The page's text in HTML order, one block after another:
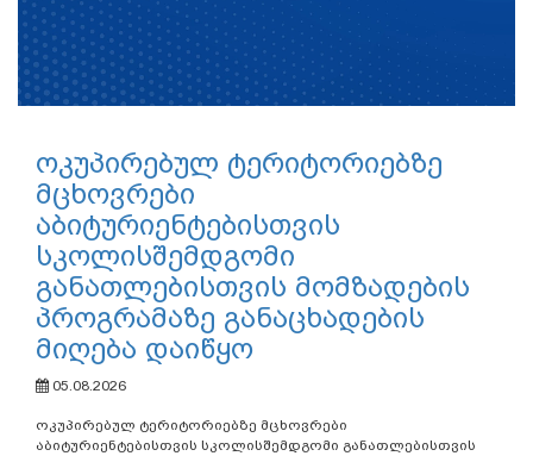
ოკუპირებულ ტერიტორიებზე
მცხოვრები
აბიტურიენტებისთვის
სკოლისშემდგომი
განათლებისთვის მომზადების
პროგრამაზე განაცხადების
მიღება დაიწყო
05.08.2026
ოკუპირებულ ტერიტორიებზე მცხოვრები
აბიტურიენტებისთვის სკოლისშემდგომი განათლებისთვის